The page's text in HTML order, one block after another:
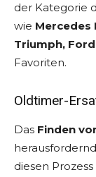
der Kategorie
wie Mercedes
Triumph,
Favoriten.
Oldtimer-
Das Finden
diesen